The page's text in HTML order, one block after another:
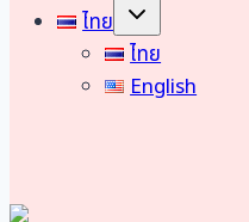
ไทย
Toggle
child
menu
ไทย
English